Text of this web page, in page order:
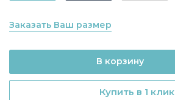
Заказать Ваш размер
Купить в 1 клик
В корзину